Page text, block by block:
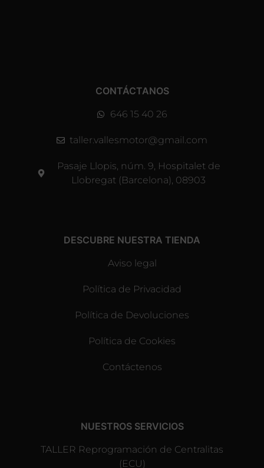
CONTÁCTANOS
646 15 40 26
taller.vallesmotor@gmail.com
Pasaje Llopis, núm. 9, Hospitalet de
Llobregat (Barcelona), 08903
DESCUBRE NUESTRA TIENDA
Aviso legal
Política de Privacidad
Política de Devoluciones
Política de Cookies
Contáctenos
NUESTROS SERVICIOS
TALLER Reprogramación de Centralitas
(ECU)